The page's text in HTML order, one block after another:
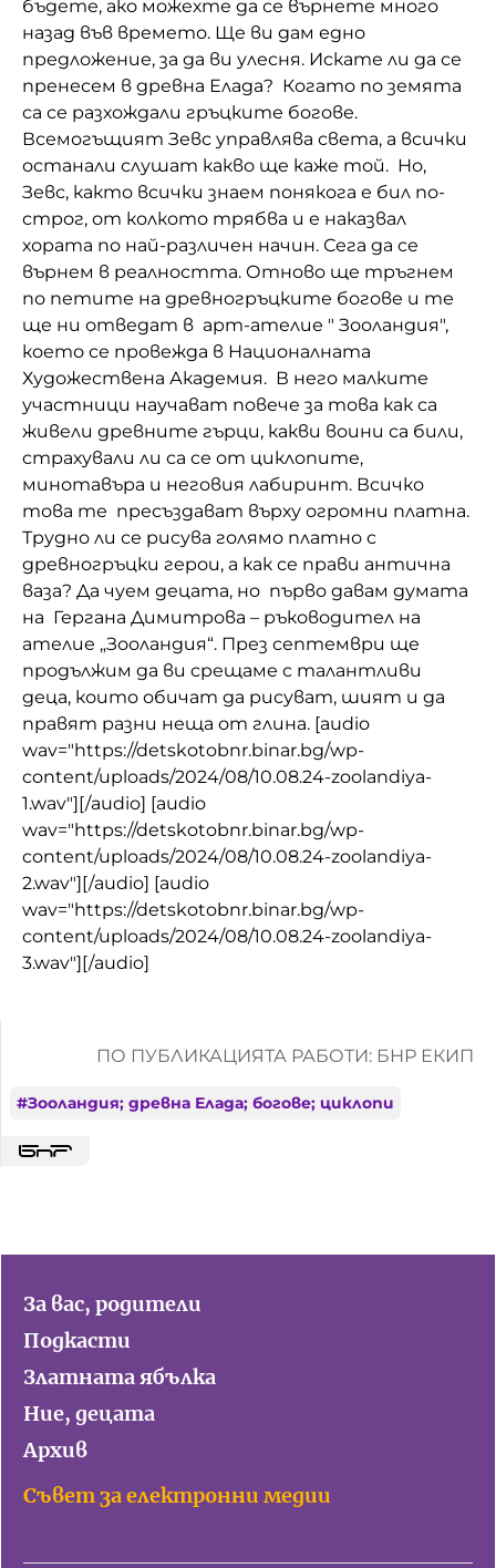
Домашен любимец
Питаме Ви
До ре ми
бъдете, ако можехте да се върнете много
назад във времето. Ще ви дам едно
предложение, за да ви улесня. Искате ли да се
пренесем в древна Елада? Когато по земята
са се разхождали гръцките богове.
Всемогъщият Зевс управлява света, а всички
останали слушат какво ще каже той. Но,
Зевс, както всички знаем понякога е бил по-
строг, от колкото трябва и е наказвал
хората по най-различен начин. Сега да се
върнем в реалността. Отново ще тръгнем
по петите на древногръцките богове и те
ще ни отведат в арт-ателие " Зооландия",
което се провежда в Националната
Художествена Академия. В него малките
участници научават повече за това как са
живели древните гърци, какви воини са били,
страхували ли са се от циклопите,
минотавъра и неговия лабиринт. Всичко
това те пресъздават върху огромни платна.
Трудно ли се рисува голямо платно с
древногръцки герои, а как се прави антична
ваза? Да чуем децата, но първо давам думата
на Гергана Димитрова – ръководител на
ателие „Зооландия“. През септември ще
продължим да ви срещаме с талантливи
деца, които обичат да рисуват, шият и да
правят разни неща от глина. [audio
wav="https://detskotobnr.binar.bg/wp-
content/uploads/2024/08/10.08.24-zoolandiya-
1.wav"][/audio] [audio
wav="https://detskotobnr.binar.bg/wp-
content/uploads/2024/08/10.08.24-zoolandiya-
2.wav"][/audio] [audio
wav="https://detskotobnr.binar.bg/wp-
content/uploads/2024/08/10.08.24-zoolandiya-
3.wav"][/audio]
ПО ПУБЛИКАЦИЯТА РАБОТИ: БНР ЕКИП
#Зооландия; древна Елада; богове; циклопи
За вас, родители
Подкасти
Златната ябълка
Ние, децата
Архив
Съвет за електронни медии